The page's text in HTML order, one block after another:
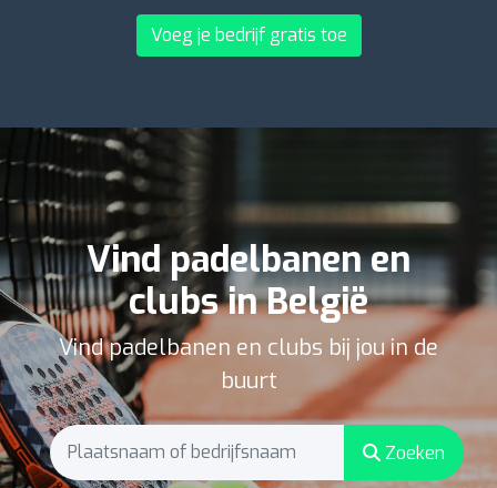
Voeg je bedrijf gratis toe
Vind padelbanen en
clubs in België
Vind padelbanen en clubs bij jou in de
buurt
Zoeken